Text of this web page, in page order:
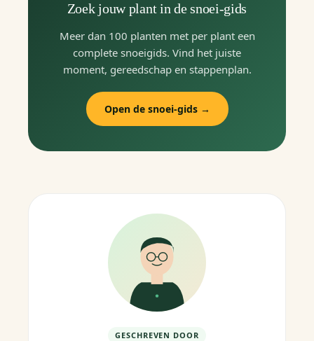
Zoek jouw plant in de snoei-gids
Meer dan 100 planten met per plant een
complete snoeigids. Vind het juiste
moment, gereedschap en stappenplan.
Open de snoei-gids →
GESCHREVEN DOOR